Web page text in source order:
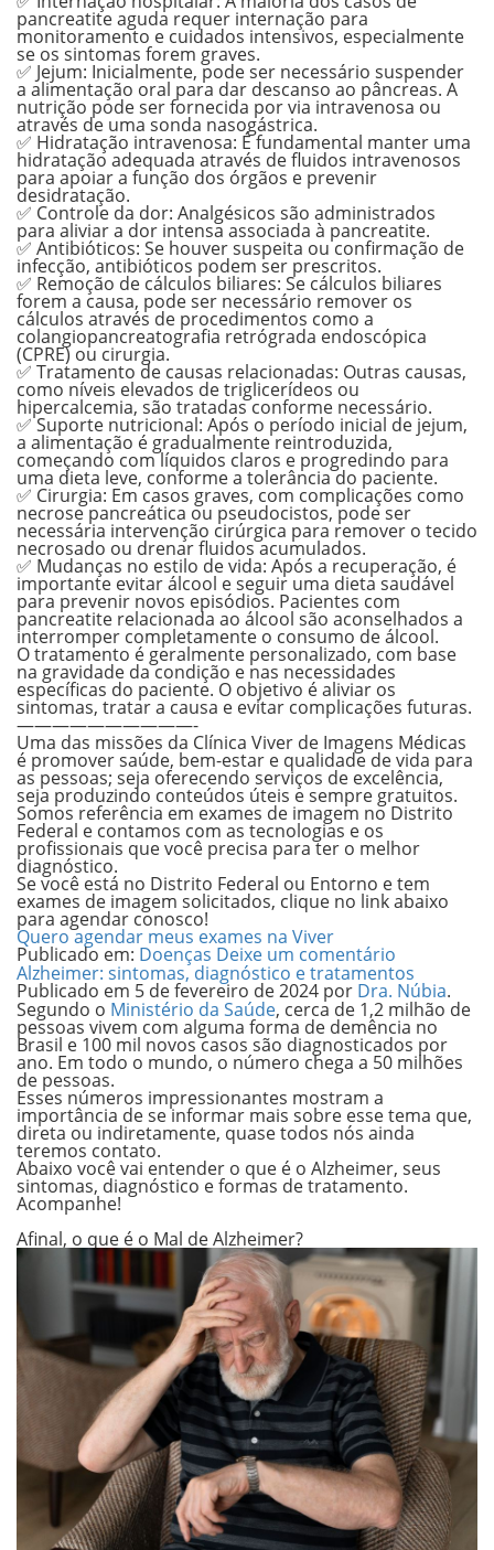
pancreatite aguda requer internação para
monitoramento e cuidados intensivos, especialmente
se os sintomas forem graves.
✅ Jejum: Inicialmente, pode ser necessário suspender
a alimentação oral para dar descanso ao pâncreas. A
nutrição pode ser fornecida por via intravenosa ou
através de uma sonda nasogástrica.
✅ Hidratação intravenosa: É fundamental manter uma
hidratação adequada através de fluidos intravenosos
para apoiar a função dos órgãos e prevenir
desidratação.
✅ Controle da dor: Analgésicos são administrados
para aliviar a dor intensa associada à pancreatite.
✅ Antibióticos: Se houver suspeita ou confirmação de
infecção, antibióticos podem ser prescritos.
✅ Remoção de cálculos biliares: Se cálculos biliares
forem a causa, pode ser necessário remover os
cálculos através de procedimentos como a
colangiopancreatografia retrógrada endoscópica
(CPRE) ou cirurgia.
✅ Tratamento de causas relacionadas: Outras causas,
como níveis elevados de triglicerídeos ou
hipercalcemia, são tratadas conforme necessário.
✅ Suporte nutricional: Após o período inicial de jejum,
a alimentação é gradualmente reintroduzida,
começando com líquidos claros e progredindo para
uma dieta leve, conforme a tolerância do paciente.
✅ Cirurgia: Em casos graves, com complicações como
necrose pancreática ou pseudocistos, pode ser
necessária intervenção cirúrgica para remover o tecido
necrosado ou drenar fluidos acumulados.
✅ Mudanças no estilo de vida: Após a recuperação, é
importante evitar álcool e seguir uma dieta saudável
para prevenir novos episódios. Pacientes com
pancreatite relacionada ao álcool são aconselhados a
interromper completamente o consumo de álcool.
O tratamento é geralmente personalizado, com base
na gravidade da condição e nas necessidades
específicas do paciente. O objetivo é aliviar os
sintomas, tratar a causa e evitar complicações futuras.
——————————-
Uma das missões da Clínica Viver de Imagens Médicas
é promover saúde, bem-estar e qualidade de vida para
as pessoas; seja oferecendo serviços de excelência,
seja produzindo conteúdos úteis e sempre gratuitos.
Somos referência em exames de imagem no Distrito
Federal e contamos com as tecnologias e os
profissionais que você precisa para ter o melhor
diagnóstico.
Se você está no Distrito Federal ou Entorno e tem
exames de imagem solicitados, clique no link abaixo
para agendar conosco!
Quero agendar meus exames na Viver
Publicado em: Doenças Deixe um comentário
Alzheimer: sintomas, diagnóstico e tratamentos
Publicado em 5 de fevereiro de 2024 por Dra. Núbia.
Segundo o Ministério da Saúde, cerca de 1,2 milhão de
pessoas vivem com alguma forma de demência no
Brasil e 100 mil novos casos são diagnosticados por
ano. Em todo o mundo, o número chega a 50 milhões
de pessoas.
Esses números impressionantes mostram a
importância de se informar mais sobre esse tema que,
direta ou indiretamente, quase todos nós ainda
teremos contato.
Abaixo você vai entender o que é o Alzheimer, seus
sintomas, diagnóstico e formas de tratamento.
Acompanhe!
Afinal, o que é o Mal de Alzheimer?